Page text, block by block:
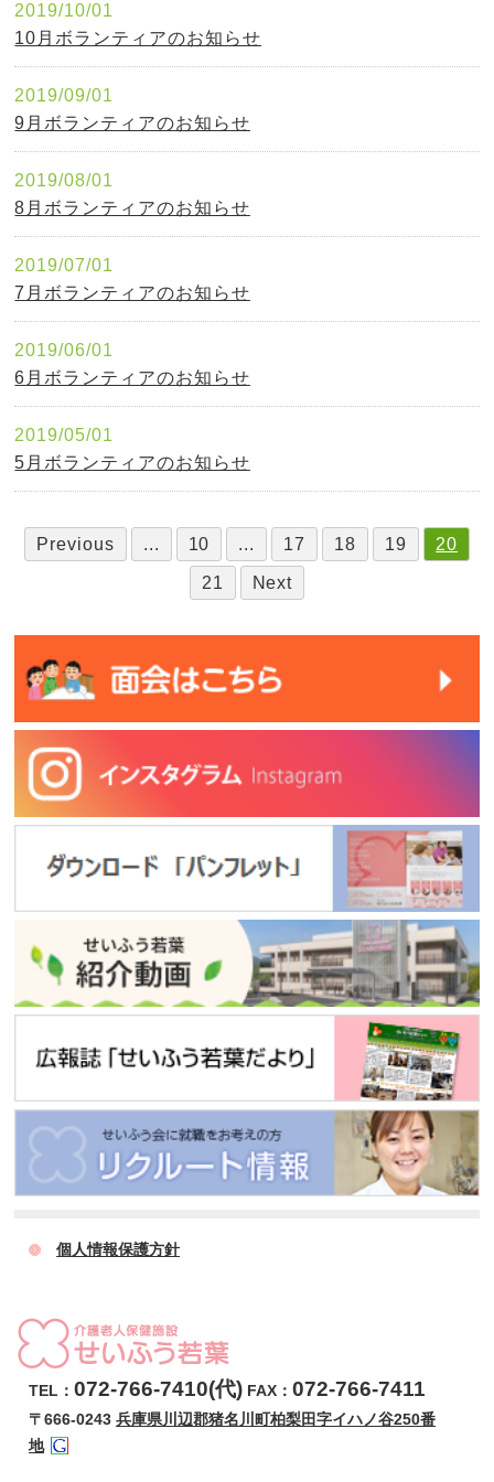
2019/10/01
10月ボランティアのお知らせ
2019/09/01
9月ボランティアのお知らせ
2019/08/01
8月ボランティアのお知らせ
2019/07/01
7月ボランティアのお知らせ
2019/06/01
6月ボランティアのお知らせ
2019/05/01
5月ボランティアのお知らせ
Previous ... 10 ... 17 18 19 20
21 Next
個人情報保護方針
TEL：072-766-7410(代) FAX：072-766-7411
〒666-0243兵庫県川辺郡猪名川町柏梨田字イハノ谷250番
地